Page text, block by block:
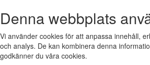
Denna webbplats
Vi använder cookies för att anpassa innehåll,
och analys. De kan kombinera denna
godkänner du våra cookies.